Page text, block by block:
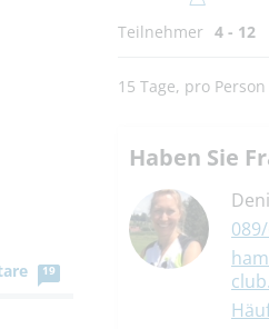
19
Teilnehmer 4 - 12
15 Tage, pro Person
Haben Sie